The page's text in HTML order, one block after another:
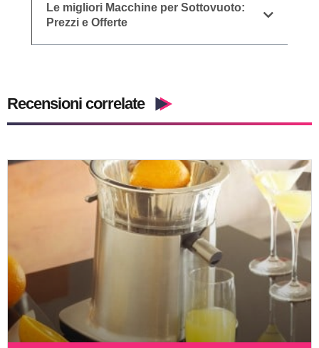
Le migliori Macchine per Sottovuoto:
Prezzi e Offerte
Recensioni correlate